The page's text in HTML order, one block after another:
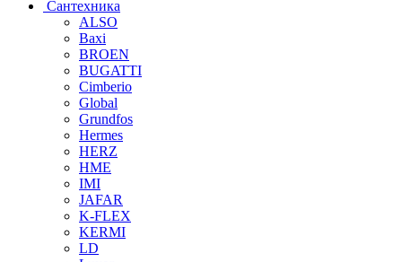
Сантехника
ALSO
Baxi
BROEN
BUGATTI
Cimberio
Global
Grundfos
Hermes
HERZ
HME
IMI
JAFAR
K-FLEX
KERMI
LD